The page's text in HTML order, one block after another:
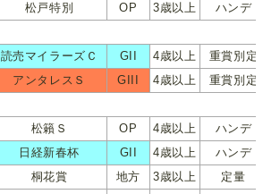
松戸特別 OP 3歳以上 ハンデ
読売マイラーズＣ GII 4歳以上
重賞別定
アンタレスＳ GIII 4歳以上 重賞別定
松籟Ｓ OP 4歳以上
ハンデ
日経新春杯 GII 4歳以上
ハンデ
桐花賞 地方 3歳以上
定量